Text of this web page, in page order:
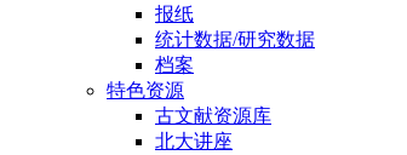
报纸
统计数据/研究数据
档案
特色资源
古文献资源库
北大讲座